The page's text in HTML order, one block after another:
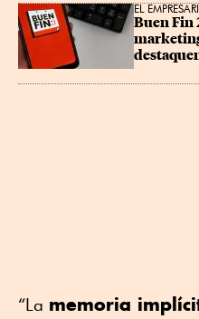
EL
Buen Fin
“La memoria